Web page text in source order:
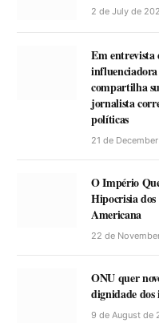
2 de July de
Em entrevista
compartilha
jornalista
políticas
21 de
O Império
Hipocrisia
Americana
22 de
ONU quer
dignidade dos
9 de August de